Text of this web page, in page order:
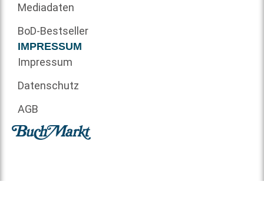
Mediadaten
BoD-Bestseller
IMPRESSUM
Impressum
Datenschutz
AGB